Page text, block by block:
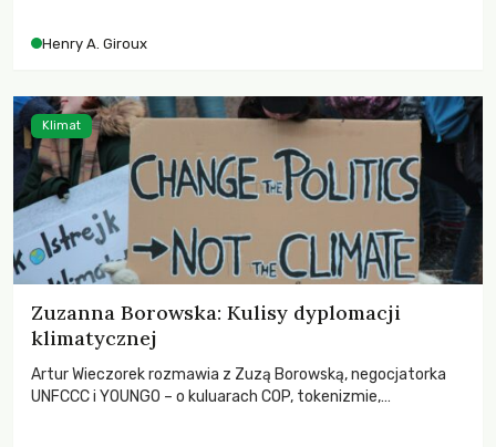
wychowają świadomych obywateli?
Henry A. Giroux
Zuzanna Borowska: Kulisy dyplomacji
klimatycznej
Artur Wieczorek rozmawia z Zuzą Borowską, negocjatorka
UNFCCC i YOUNGO – o kuluarach COP, tokenizmie,
Klimat